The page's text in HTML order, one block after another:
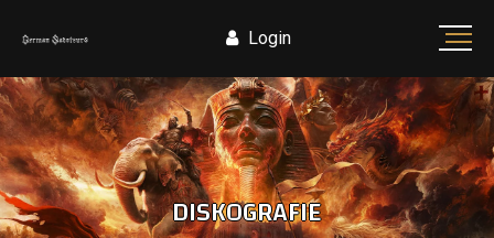
Login
DISKOGRAFIE